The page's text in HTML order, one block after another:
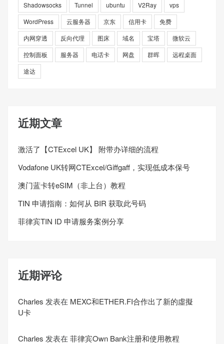
Shadowsocks Tunnel ubuntu V2Ray
vps
WordPress
云服务器 京东 信用卡
免费
内网穿透
反向代理 图床 域名 宝塔
微软云
控制面板
服务器 电话卡 网盘 群晖
远程桌面
途达
近期文章
激活了【CTExcel UK】 附带办详细的流程
Vodafone UK转网CTExcel/Giffgaff，实现低成本保号
澳门蓝卡转eSIM（非上台）教程
TIN 申请指南：如何从 BIR 获取此号码
菲律宾TIN ID 申请服务案例分享
近期评论
Charles 发表在 MEXC和ETHER.FI合作出了新的虛擬
U卡
Charles 发表在 菲律宾Own Bank注册和使用教程